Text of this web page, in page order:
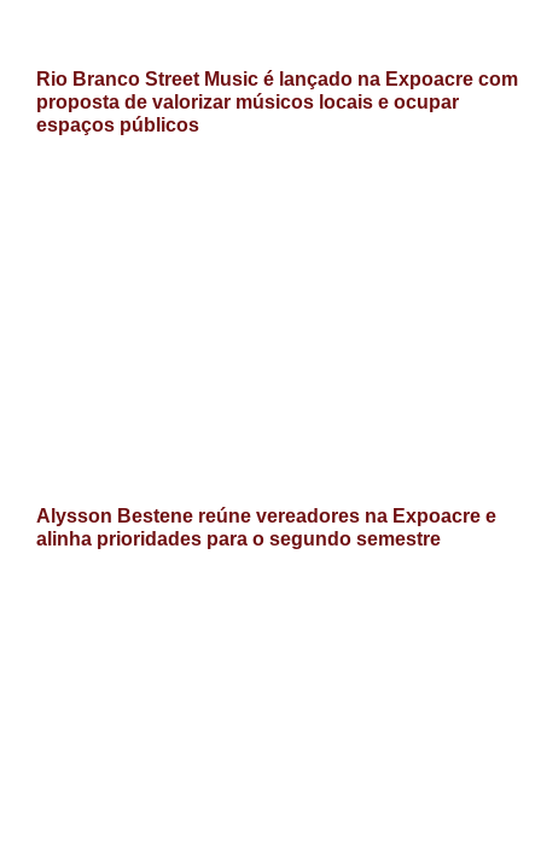
Rio Branco Street Music é lançado na Expoacre com
proposta de valorizar músicos locais e ocupar
espaços públicos
Alysson Bestene reúne vereadores na Expoacre e
alinha prioridades para o segundo semestre